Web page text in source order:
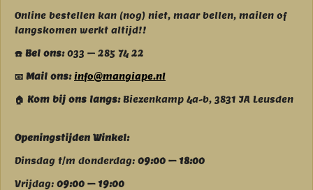
Online bestellen kan (nog) niet, maar bellen, mailen of
langskomen werkt altijd!!
☎️ Bel ons: 033 – 285 74 22
📧 Mail ons: info@mangiape.nl
🏠 Kom bij ons langs: Biezenkamp 4a-b, 3831 JA Leusden
Openingstijden Winkel:
Dinsdag t/m donderdag: 09:00 – 18:00
Vrijdag: 09:00 – 19:00